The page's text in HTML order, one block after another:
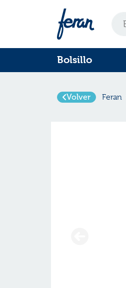
Bolsillo
Volver Feran